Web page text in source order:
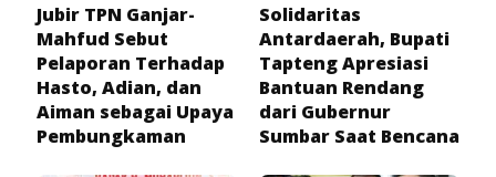
Jubir TPN Ganjar-
Mahfud Sebut
Pelaporan Terhadap
Hasto, Adian, dan
Aiman sebagai Upaya
Pembungkaman
Solidaritas
Antardaerah, Bupati
Tapteng Apresiasi
Bantuan Rendang
dari Gubernur
Sumbar Saat Bencana